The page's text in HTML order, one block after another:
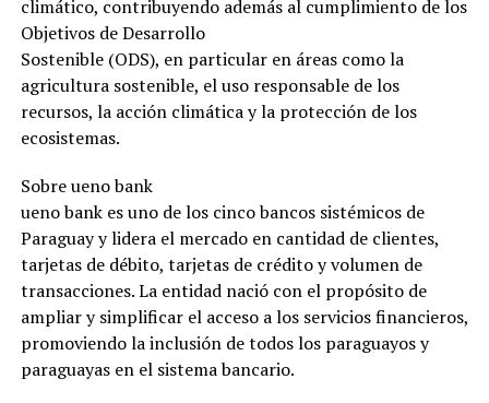
climático, contribuyendo además al cumplimiento de los
Objetivos de Desarrollo
Sostenible (ODS), en particular en áreas como la
agricultura sostenible, el uso responsable de los
recursos, la acción climática y la protección de los
ecosistemas.
Sobre ueno bank
ueno bank es uno de los cinco bancos sistémicos de
Paraguay y lidera el mercado en cantidad de clientes,
tarjetas de débito, tarjetas de crédito y volumen de
transacciones. La entidad nació con el propósito de
ampliar y simplificar el acceso a los servicios financieros,
promoviendo la inclusión de todos los paraguayos y
paraguayas en el sistema bancario.